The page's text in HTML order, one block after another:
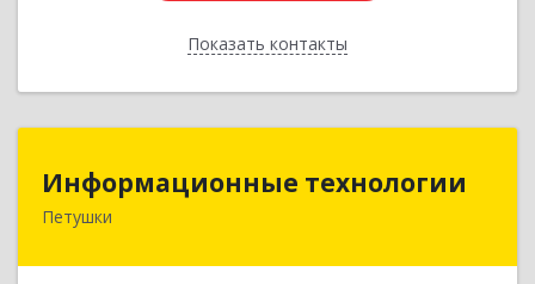
Показать контакты
Назад
Информационные технологии
Петушки
Информационные технологии